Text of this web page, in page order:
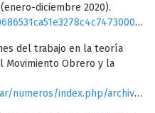
diciembre 2020).
del trabajo en la teoría
Movimiento Obrero y la
index.php/archivos/article/view/242